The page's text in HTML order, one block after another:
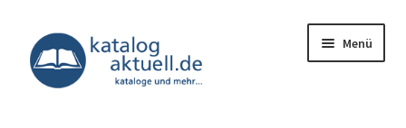
Navigation
springen
Zum
Inhalt
springen
Menü